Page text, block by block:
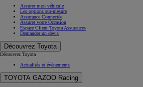
Assurer mon véhicule
Les options sur-mesure
Assurance Connectée
Assurer votre Occasion
Espace Client Toyota Assurances
Demander un devis
Découvrez Toyota
Découvrez Toyota
Actualités et évènements
TOYOTA GAZOO Racing